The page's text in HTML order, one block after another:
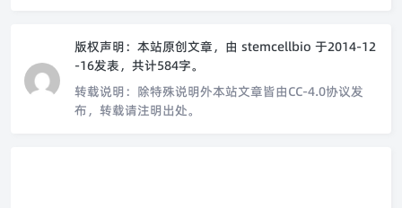
版权声明： 本站原创文章，由 stemcellbio 于2014-12
-16发表，共计584字。
转载说明： 除特殊说明外本站文章皆由CC-4.0协议发
布，转载请注明出处。